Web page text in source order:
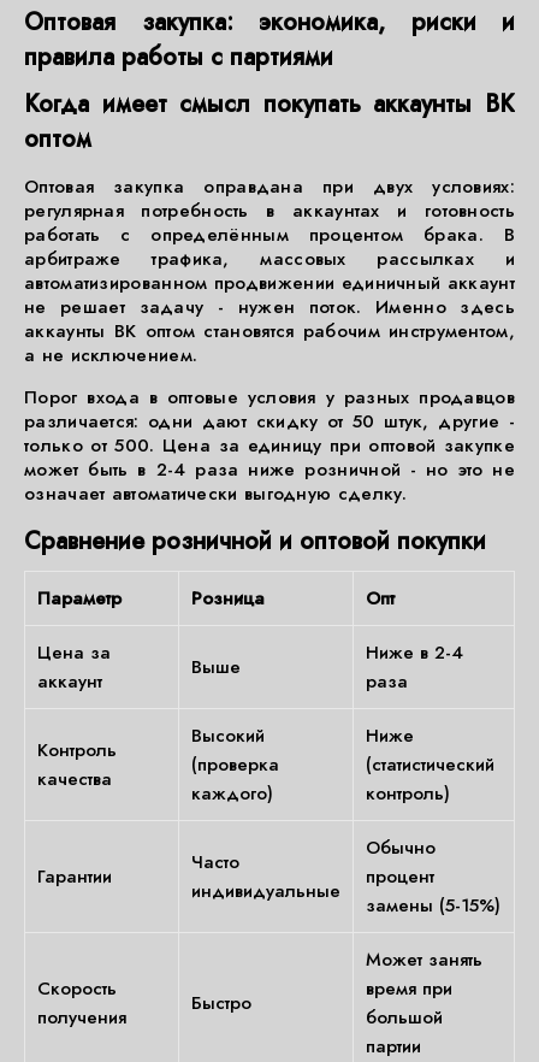
Оптовая закупка: экономика, риски и
правила работы с партиями
Когда имеет смысл покупать аккаунты ВК
оптом
Оптовая закупка оправдана при двух условиях:
регулярная потребность в аккаунтах и готовность
работать с определённым процентом брака. В
арбитраже трафика, массовых рассылках и
автоматизированном продвижении единичный аккаунт
не решает задачу - нужен поток. Именно здесь
аккаунты ВК оптом становятся рабочим инструментом,
а не исключением.
Порог входа в оптовые условия у разных продавцов
различается: одни дают скидку от 50 штук, другие -
только от 500. Цена за единицу при оптовой закупке
может быть в 2-4 раза ниже розничной - но это не
означает автоматически выгодную сделку.
Сравнение розничной и оптовой покупки
Параметр Розница Опт
Цена за
аккаунт
Выше
Ниже в 2-4
раза
Контроль
качества
Высокий
(проверка
каждого)
Ниже
(статистический
контроль)
Гарантии
Часто
индивидуальные
Обычно
процент
замены (5-15%)
Скорость
получения
Быстро
Может занять
время при
большой
партии